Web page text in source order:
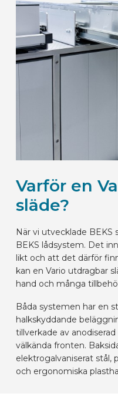
Varför en
släde?
När vi utvecklade BEKS
BEKS lådsystem. Det
likt och att det därför
kan en Vario utdragbar
hand och många
Båda systemen har en
halkskyddande
tillverkade av
välkända fronten.
elektrogalvaniserat stål,
och ergonomiska